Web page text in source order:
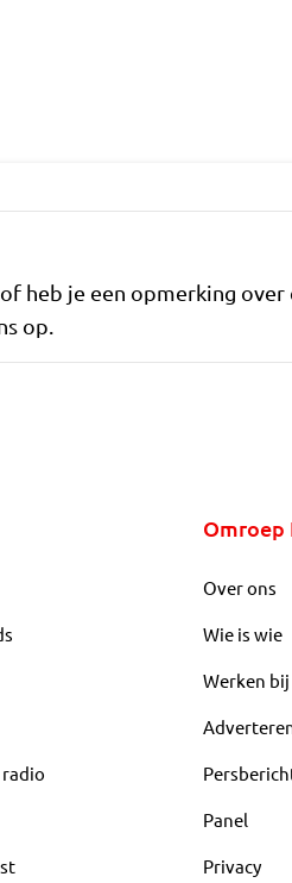
heb je een opmerking
op.
Omroep
Over ons
Wie is wie
Werken
Panel
Privacy